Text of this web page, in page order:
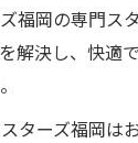
福岡の専門ス
解決し、快適
ターズ福岡は